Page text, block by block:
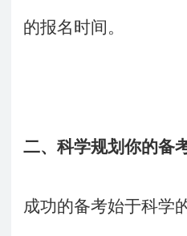
的报名时间。
二、科学规划你的备
成功的备考始于科学